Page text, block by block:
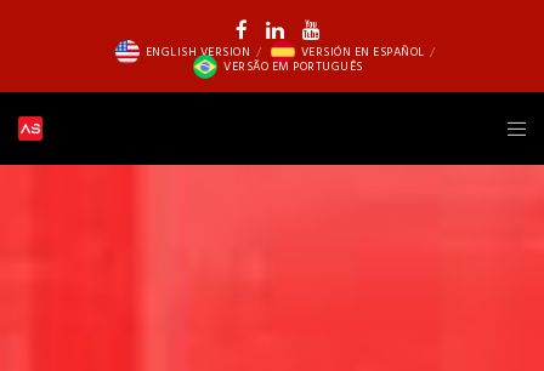
ENGLISH VERSION VERSIÓN EN ESPAÑOL
VERSÃO EM PORTUGUÊS